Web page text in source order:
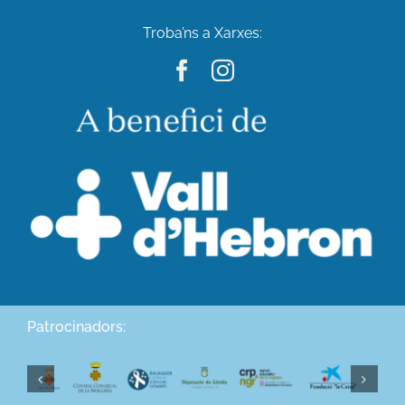
Troba’ns a Xarxes:
Patrocinadors: